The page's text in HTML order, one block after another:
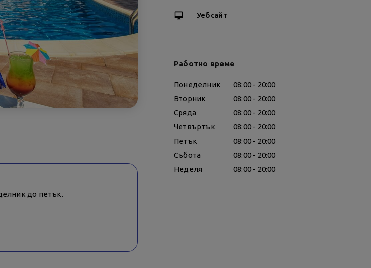
до петък.
Уебсайт
Работно време
Понеделник
08:00 - 20:00
Вторник
08:00 - 20:00
Сряда
08:00 - 20:00
Четвъртък
08:00 - 20:00
Петък
08:00 - 20:00
Събота
08:00 - 20:00
Неделя
08:00 - 20:00